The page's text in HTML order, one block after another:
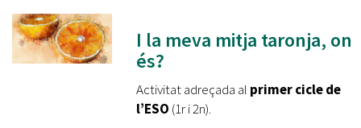
I la meva mitja taronja, on
és?
Activitat adreçada al primer cicle de
l’ESO (1r i 2n).